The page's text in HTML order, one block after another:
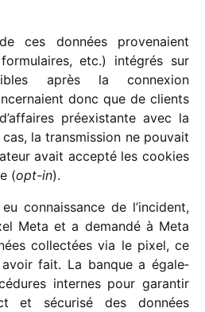
ces données prove­naient
etc.) inté­grés sur
après la connexion
donc que de clients
préexis­tante avec la
la trans­mis­sion ne pouvait
avait accepté les cookies
(opt-in).
connais­sance de l’incident,
Meta et a demandé à Meta
collec­tées via le pixel, ce
fait. La banque a égale­
internes pour garan­tir
et sécu­risé des données